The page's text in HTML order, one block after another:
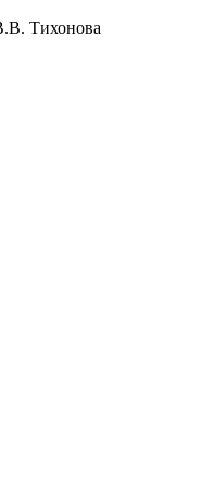
Тихонова